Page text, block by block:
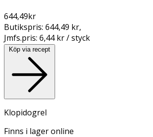
644,49kr
Butikspris: 644,49 kr,
Jmfs.pris: 6,44 kr / styck
Köp via recept
Klopidogrel
Finns i lager online